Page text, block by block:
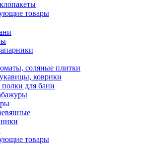
товары
соляные плитки
коврики
для бани
товары